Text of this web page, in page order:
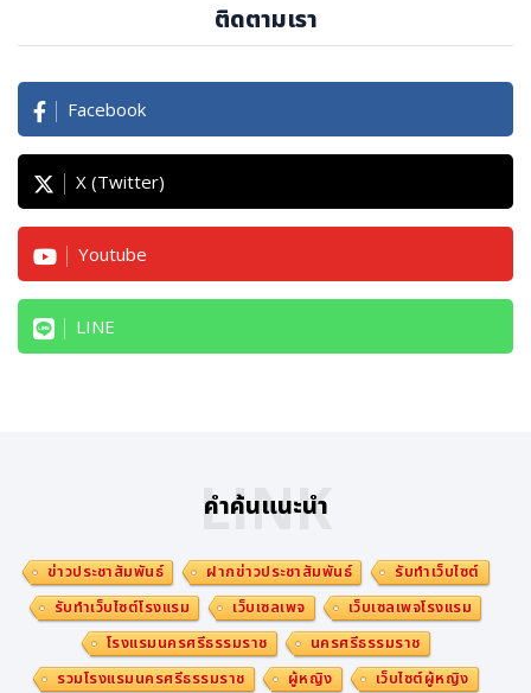
ติดตามเรา
Facebook
X (Twitter)
Youtube
LINE
คำค้นแนะนำ
LINK
ข่าวประชาสัมพันธ์ ฝากข่าวประชาสัมพันธ์
รับทำเว็บไซต์
รับทำเว็บไซต์โรงแรม
เว็บเซลเพจ
เว็บเซลเพจโรงแรม
โรงแรมนครศรีธรรมราช
นครศรีธรรมราช
รวมโรงแรมนครศรีธรรมราช
ผู้หญิง
เว็บไซต์ผู้หญิง